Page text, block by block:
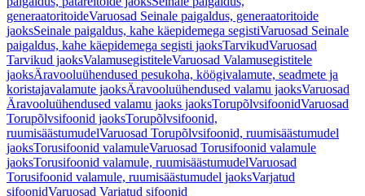
generaatoritoideVaruosad Seinale paigaldus, generaatoritoide
jaoksSeinale paigaldus, kahe käepidemega segistiVaruosad Seinale
paigaldus, kahe käepidemega segisti jaoksTarvikudVaruosad
Tarvikud jaoksValamusegistiteleVaruosad Valamusegistitele
jaoksÄravooluühendused pesukoha, köögivalamute, seadmete ja
koristajavalamute jaoksÄravooluühendused valamu jaoksVaruosad
Äravooluühendused valamu jaoks jaoksTorupõlvsifoonidVaruosad
Torupõlvsifoonid jaoksTorupõlvsifoonid,
ruumisäästumudelVaruosad Torupõlvsifoonid, ruumisäästumudel
jaoksTorusifoonid valamuleVaruosad Torusifoonid valamule
jaoksTorusifoonid valamule, ruumisäästumudelVaruosad
Torusifoonid valamule, ruumisäästumudel jaoksVarjatud
sifoonidVaruosad Varjatud sifoonid